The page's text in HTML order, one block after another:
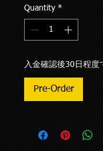
Quantity *
入金確認後30日程度
Pre-Order